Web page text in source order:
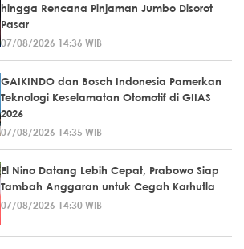
hingga Rencana Pinjaman Jumbo Disorot
Pasar
07/08/2026 14:36 WIB
GAIKINDO dan Bosch Indonesia Pamerkan
Teknologi Keselamatan Otomotif di GIIAS
2026
07/08/2026 14:35 WIB
El Nino Datang Lebih Cepat, Prabowo Siap
Tambah Anggaran untuk Cegah Karhutla
07/08/2026 14:30 WIB